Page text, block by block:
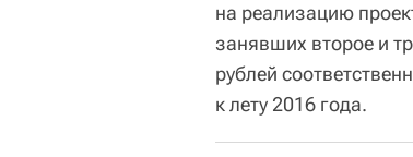
на реализацию
занявших второе и
рублей
к лету 2016 года.